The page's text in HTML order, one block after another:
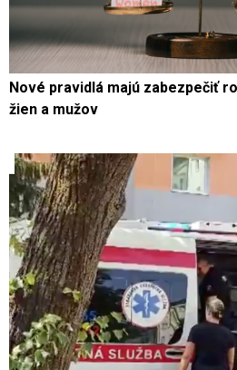
Nové pravidlá majú zabezpečiť
žien a mužov